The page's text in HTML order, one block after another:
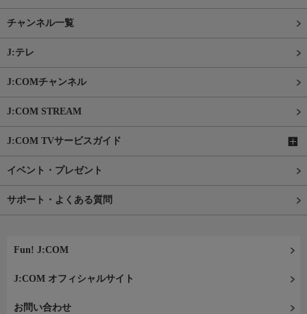
チャンネル一覧
J:テレ
J:COMチャンネル
J:COM STREAM
J:COM TVサービスガイド
イベント・プレゼント
サポート・よくある質問
Fun! J:COM
J:COM オフィシャルサイト
お問い合わせ